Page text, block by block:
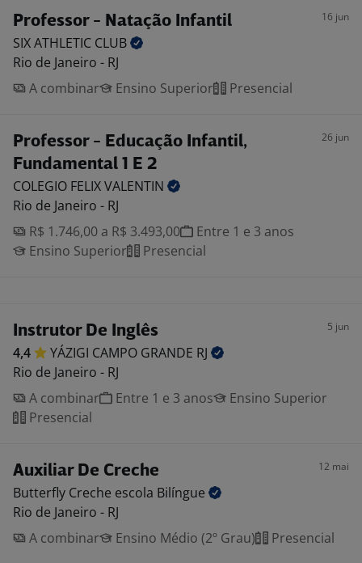
Professor - Natação Infantil 16 jun
SIX ATHLETIC CLUB
Rio de Janeiro - RJ
A combinar
Ensino Superior Presencial
Professor - Educação Infantil,
Fundamental 1 E 2
26 jun
COLEGIO FELIXVALENTIN
Rio de Janeiro - RJ
R$ 1.746,00 a R$ 3.493,00
Entre 1 e 3 anos
Ensino Superior
Presencial
Instrutor De Inglês 5 jun
4,4 YÁZIGI CAMPO GRANDE RJ
Rio de Janeiro - RJ
A combinar
Entre 1 e 3 anos
Ensino Superior
Presencial
Auxiliar De Creche 12 mai
Butterfly Creche escola Bilíngue
Rio de Janeiro - RJ
A combinar
Ensino Médio (2º Grau) Presencial